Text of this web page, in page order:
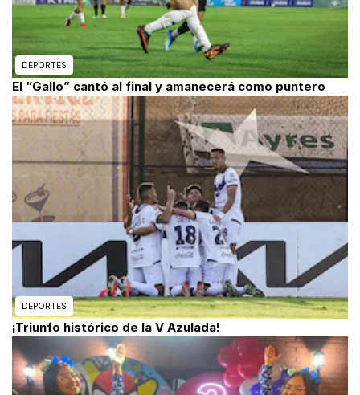
DEPORTES
El “Gallo” cantó al final y amanecerá como puntero
DEPORTES
¡Triunfo histórico de la V Azulada!